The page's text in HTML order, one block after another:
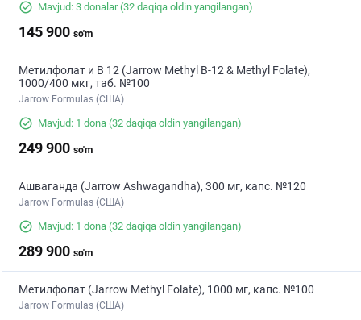
Mavjud: 3 donalar(32 daqiqa oldin yangilangan)
145 900 so'm
Метилфолат и В 12 (Jarrow Methyl B-12 & Methyl Folate),
1000/400 мкг, таб. №100
Jarrow Formulas (США)
Mavjud: 1 dona (32 daqiqa oldin yangilangan)
249 900 so'm
Ашваганда (Jarrow Ashwagandha), 300 мг, капс. №120
Jarrow Formulas (США)
Mavjud: 1 dona (32 daqiqa oldin yangilangan)
289 900 so'm
Метилфолат (Jarrow Methyl Folate), 1000 мг, капс. №100
Jarrow Formulas (США)